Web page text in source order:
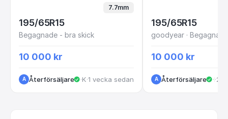
7.7mm
195/65R15
Begagnade - bra skick
10 000 kr
A Återförsäljare · Kungälv
·1 vecka sedan
195/65R15
goodyear ·
10 000 kr
A Återförsäljare ··2